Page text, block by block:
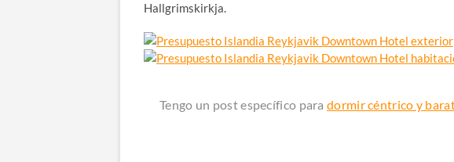
Hallgrimskirkja.
Tengo un post específico paradormir céntrico y